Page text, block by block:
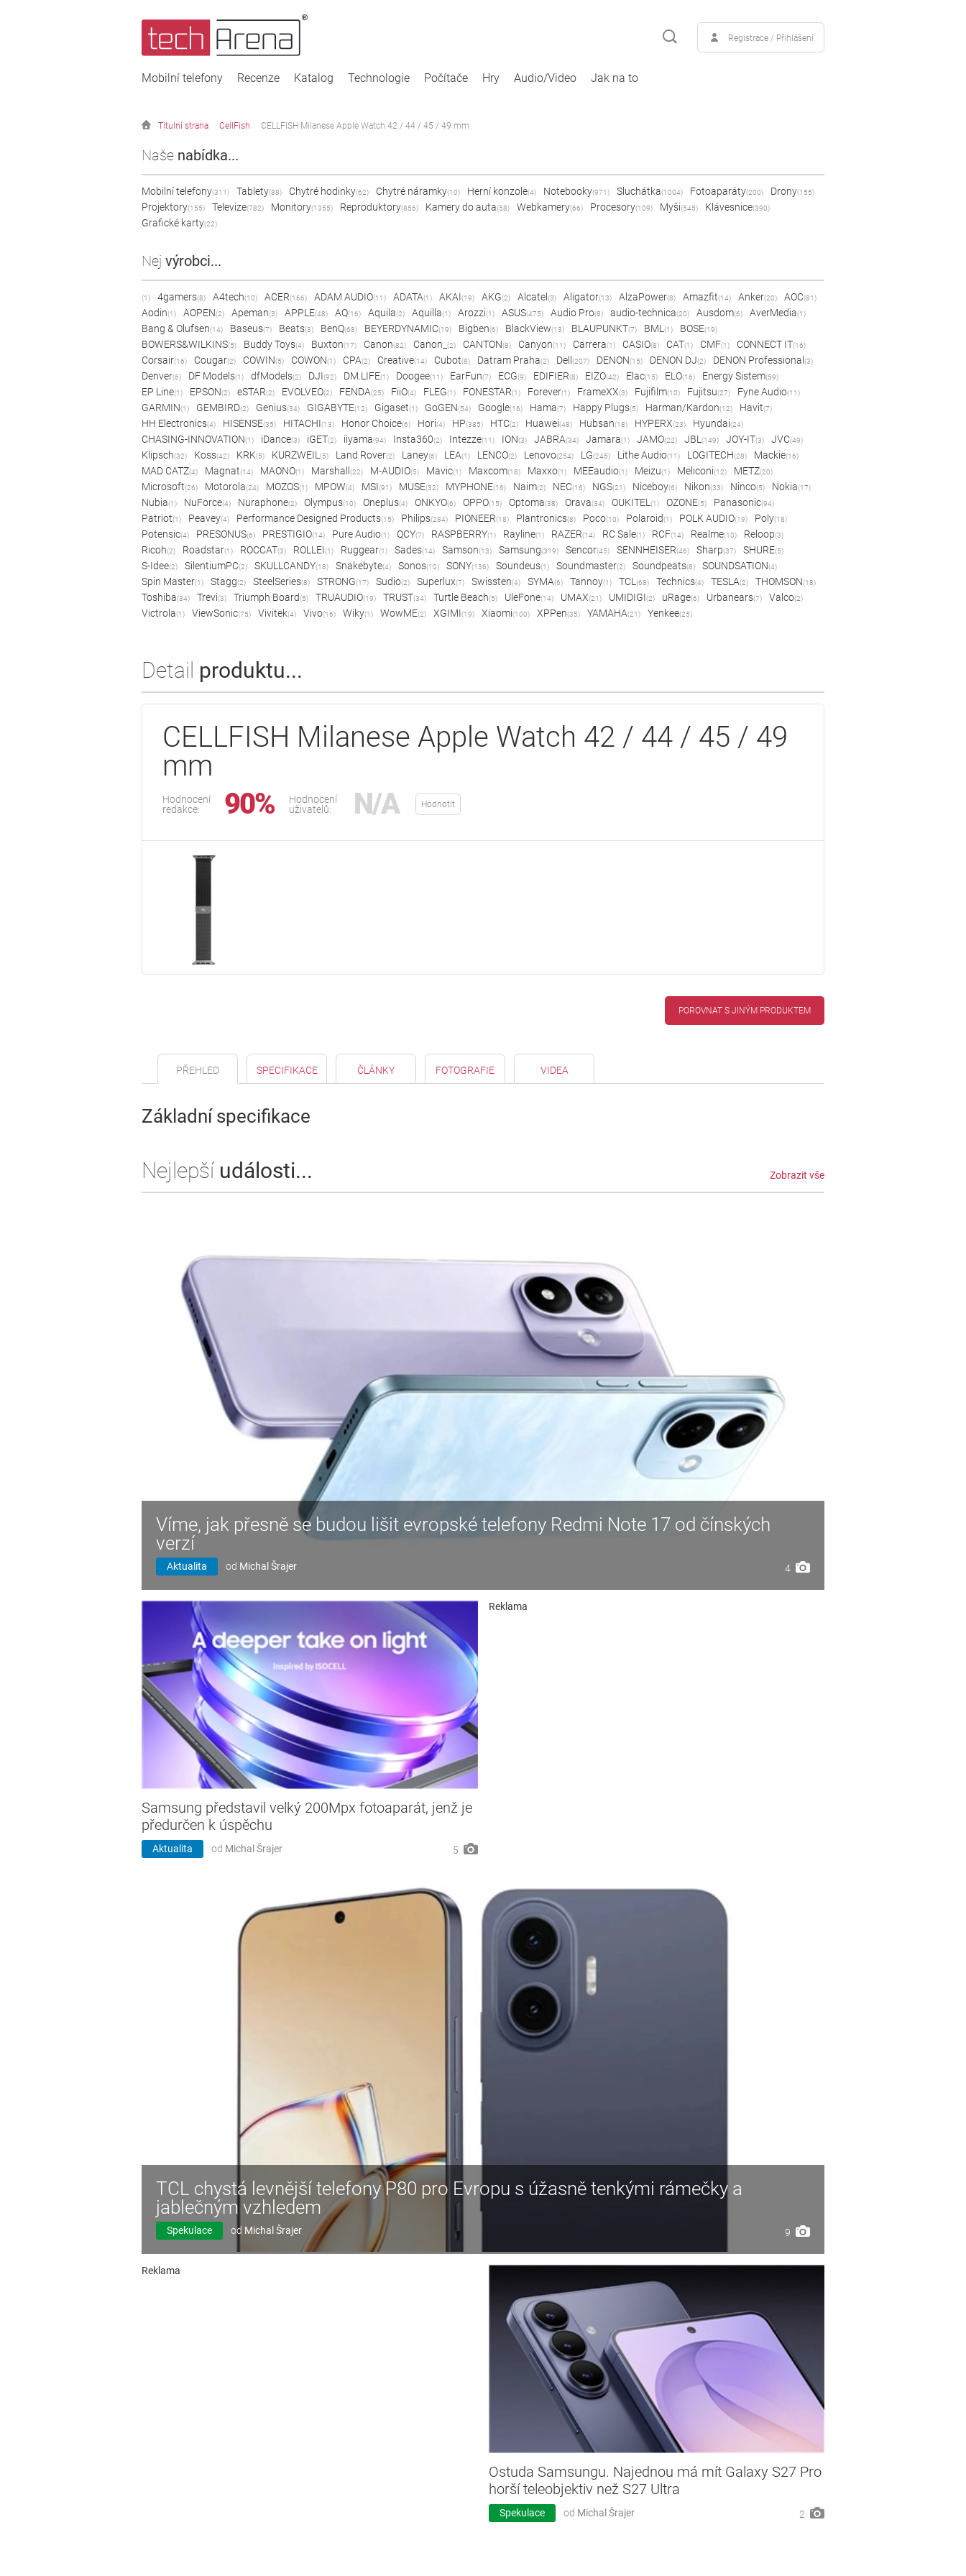
Registrace / Přihlášení
Mobilní telefony Recenze Katalog Technologie Počítače Hry Audio/Video Jak na to
Titulní strana CellFish CELLFISH Milanese Apple Watch 42 / 44 / 45 / 49 mm
Naše nabídka...
Mobilní telefony(311) Tablety(88) Chytré hodinky(62) Chytré náramky(10) Herní konzole(4) Notebooky(971) Sluchátka(1004) Fotoaparáty(200) Drony(155)
Projektory(155) Televize(782) Monitory(1355) Reproduktory(856) Kamery do auta(58) Webkamery(66) Procesory(109) Myši(545) Klávesnice(390)
Grafické karty(22)
Nej výrobci...
(1) 4gamers(8) A4tech(10) ACER(166) ADAM AUDIO(11) ADATA(1) AKAI(19) AKG(2) Alcatel (3) Aligator(13) AlzaPower(8) Amazfit(14) Anker(20) AOC(81)
Aodin(1) AOPEN(2) Apeman(3) APPLE(48) AQ(16) Aquila(2) Aquilla(1) Arozzi(1) ASUS(475) Audio Pro(8) audio-technica(20) Ausdom(6) AverMedia(1)
Bang & Olufsen(14) Baseus(7) Beats(3) BenQ(68) BEYERDYNAMIC(19) Bigben(6) BlackView(13) BLAUPUNKT(7) BML(1) BOSE(19)
BOWERS&WILKINS(5) Buddy Toys(4) Buxton(17) Canon(82) Canon_ (2) CANTON(8) Canyon(11) Carrera(1) CASIO(8) CAT(1) CMF(1) CONNECT IT(16)
Corsair(16) Cougar(2) COWIN(5) COWON(1) CPA(2) Creative(14) Cubot(8) Datram Praha(2) Dell (207) DENON(15) DENON DJ(2) DENON Professional (3)
Denver(6) DF Models(1) dfModels(2) DJI(92) DM.LIFE(1) Doogee(11) EarFun(7) ECG(9) EDIFIER(8) EIZO(42) Elac(15) ELO(16) Energy Sistem(59)
EP Line(1) EPSON(2) eSTAR(2) EVOLVEO(2) FENDA(25) FiiO(4) FLEG(1) FONESTAR(1) Forever(1) FrameXX(3) Fujifilm(10) Fujitsu(27) Fyne Audio(11)
GARMIN(1) GEMBIRD(2) Genius(34) GIGABYTE(12) Gigaset(1) GoGEN(54) Google(16) Hama(7) Happy Plugs(5) Harman/Kardon(12) Havit(7)
HH Electronics(4) HISENSE(35) HITACHI(13) Honor Choice(6) Hori(4) HP(385) HTC(2) Huawei(48) Hubsan(18) HYPERX(23) Hyundai(24)
CHASING-INNOVATION(1) iDance(3) iGET(2) iiyama(94) Insta360(2) Intezze(11) ION(3) JABRA(34) Jamara(1) JAMO(22) JBL(149) JOY-IT(3) JVC(49)
Klipsch(32) Koss(42) KRK(5) KURZWEIL(5) Land Rover(2) Laney(6) LEA(1) LENCO(2) Lenovo(254) LG(245) Lithe Audio(11) LOGITECH(28) Mackie(16)
MAD CATZ(4) Magnat(14) MAONO(1) Marshall (22) M-AUDIO(5) Mavic(1) Maxcom(18) Maxxo(1) MEEaudio(1) Meizu(1) Meliconi(12) METZ(20)
Microsoft(26) Motorola(24) MOZOS(1) MPOW(4) MSI(91) MUSE(32) MYPHONE(16) Naim(2) NEC(16) NGS(21) Niceboy(6) Nikon(33) Ninco(5) Nokia(17)
Nubia(1) NuForce(4) Nuraphone(2) Olympus(10) Oneplus(4) ONKYO(6) OPPO(15) Optoma(38) Orava(34) OUKITEL(1) OZONE(5) Panasonic(94)
Patriot(1) Peavey(4) Performance Designed Products(15) Philips(284) PIONEER(18) Plantronics(8) Poco(10) Polaroid(1) POLK AUDIO(19) Poly(18)
Potensic(4) PRESONUS(6) PRESTIGIO(14) Pure Audio(1) QCY(7) RASPBERRY(1) Rayline(1) RAZER(14) RC Sale(1) RCF(14) Realme(10) Reloop(3)
Ricoh(2) Roadstar(1) ROCCAT(3) ROLLEI(1) Ruggear(1) Sades(14) Samson(13) Samsung(319) Sencor(45) SENNHEISER(46) Sharp(37) SHURE(5)
S-Idee(2) SilentiumPC(2) SKULLCANDY(18) Snakebyte(4) Sonos(10) SONY(136) Soundeus(1) Soundmaster(2) Soundpeats(8) SOUNDSATION(4)
Spin Master(1) Stagg(2) SteelSeries(8) STRONG(17) Sudio(2) Superlux(7) Swissten(4) SYMA(6) Tannoy(1) TCL(68) Technics(4) TESLA(2) THOMSON(18)
Toshiba(34) Trevi(3) Triumph Board(5) TRUAUDIO(19) TRUST(34) Turtle Beach(5) UleFone(14) UMAX(21) UMIDIGI(2) uRage(6) Urbanears(7) Valco(2)
Victrola(1) ViewSonic(75) Vivitek(4) Vivo(16) Wiky(1) WowME(2) XGIMI(19) Xiaomi(100) XPPen(35) YAMAHA(21) Yenkee(25)
Detail produktu...
CELLFISH Milanese Apple Watch 42 / 44 / 45 / 49
mm
Hodnocení
redakce:
90%
Hodnocení
uživatelů:
N/A Hodnotit
POROVNAT S JINÝM PRODUKTEM
PŘEHLED SPECIFIKACE ČLÁNKY FOTOGRAFIE VIDEA
Základní specifikace
Nejlepší události... Zobrazit vše
Víme, jak přesně se budou lišit evropské telefony Redmi Note 17 od čínských
verzí
Aktualita od Michal Šrajer 4
Samsung představil velký 200Mpx fotoaparát, jenž je
předurčen k úspěchu
Aktualita od Michal Šrajer 5
Reklama
TCL chystá levnější telefony P80 pro Evropu s úžasně tenkými rámečky a
jablečným vzhledem
Spekulace od Michal Šrajer 9
Reklama
Ostuda Samsungu. Najednou má mít Galaxy S27 Pro
horší teleobjektiv než S27 Ultra
Spekulace od Michal Šrajer 2